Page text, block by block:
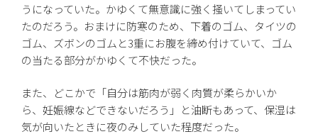
うになっていた。かゆくて無意識に強く掻いてしまってい
たのだろう。おまけに防寒のため、下着のゴム、タイツの
ゴム、ズボンのゴムと3重にお腹を締め付けていて、ゴム
の当たる部分がかゆくて不快だった。
また、どこかで「自分は筋肉が弱く肉質が柔らかいか
ら、妊娠線などできないだろう」と油断もあって、保湿は
気が向いたときに夜のみしていた程度だった。